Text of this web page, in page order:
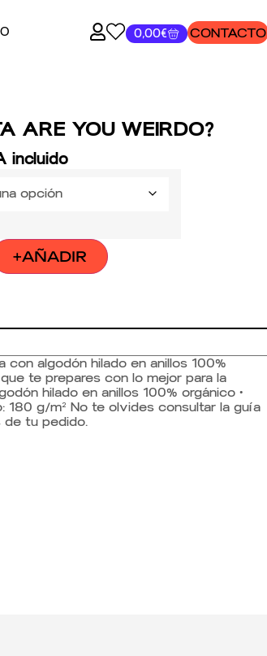
0,00€ CONTACTO
ARE YOU WEIRDO?
incluido
+AÑADIR
con algodón hilado en anillos 100%
te prepares con lo mejor para la
hilado en anillos 100% orgánico •
180 g/m² No te olvides consultar la guía
de tu pedido.